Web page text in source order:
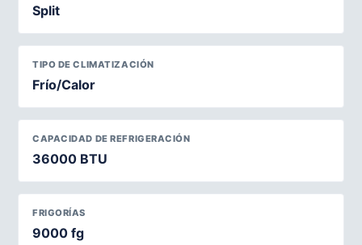
Split
TIPO DE CLIMATIZACIÓN
Frío/Calor
CAPACIDAD DE REFRIGERACIÓN
36000 BTU
FRIGORÍAS
9000 fg